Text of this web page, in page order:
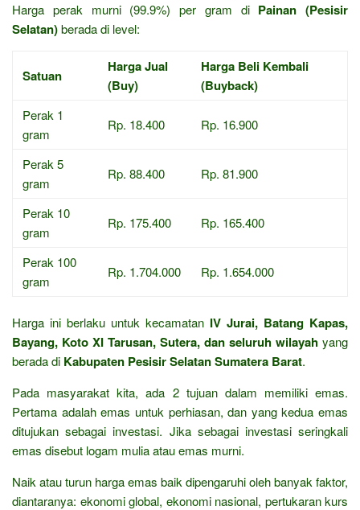
Harga perak murni (99.9%) per gram di Painan (Pesisir
Selatan)berada di level:
Satuan
Harga Jual
(Buy)
Harga Beli Kembali
(Buyback)
Perak 1
gram
Rp. 18.400 Rp. 16.900
Perak 5
gram
Rp. 88.400 Rp. 81.900
Perak 10
gram
Rp. 175.400 Rp. 165.400
Perak 100
gram
Rp. 1.704.000 Rp. 1.654.000
Harga ini berlaku untuk kecamatan IV Jurai, Batang Kapas,
Bayang, Koto XI Tarusan, Sutera, dan seluruh wilayah yang
berada di Kabupaten Pesisir Selatan Sumatera Barat.
Pada masyarakat kita, ada 2 tujuan dalam memiliki emas.
Pertama adalah emas untuk perhiasan, dan yang kedua emas
ditujukan sebagai investasi. Jika sebagai investasi seringkali
emas disebut logam mulia atau emas murni.
Naik atau turun harga emas baik dipengaruhi oleh banyak faktor,
diantaranya: ekonomi global, ekonomi nasional, pertukaran kurs